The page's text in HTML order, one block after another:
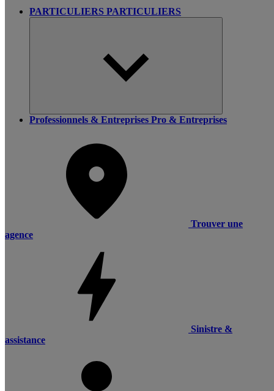
PARTICULIERS PARTICULIERS
Professionnels & Entreprises Pro & Entreprises
Trouver une
agence
Sinistre &
assistance